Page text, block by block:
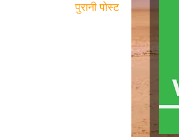
पुरानी पोस्ट